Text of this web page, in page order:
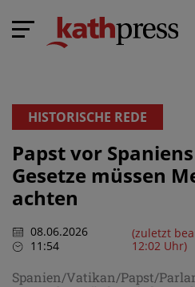
HISTORISCHE REDE
Papst vor
Gesetze müssen
achten
08.06.2026
11:54
(zuletzt
12:02 Uhr)
Spanien/Vatikan/Papst/